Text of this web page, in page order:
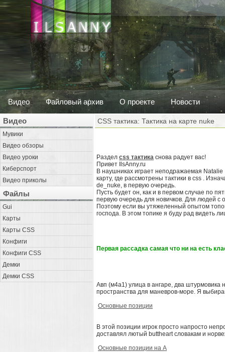
Видео Файловый архив О проекте Новости
Видео
Мувики
Видео обзоры
Видео уроки
Киберспорт
Видео приколы
Файлы
Gui
Карты
Карты CSS
Конфиги
Конфиги CSS
Демки
Демки CSS
CSS тактика: Тактика на карте nuke
Раздел css тактика снова радует вас!
Привет IlsAnny.ru
В наушниках играет неподражаемая
карту, где рассмотрены тактики в css .
de_nuke, в первую очередь.
Пусть будет он, как и в первом случае по
первую очередь для новичков. Для людей с
Поэтому если вы утяжеленный опытом
господа. В этом топике я буду рад видеть
Первая рассадка самая что ни на есть
Авп (м4а1) улица в ангаре, два штурмовика
пространства для маневров-море. Я
Основные позиции
В этой позиции игрок просто напросто
доставлял лютый buttheart словакам и
Основные позиции на А